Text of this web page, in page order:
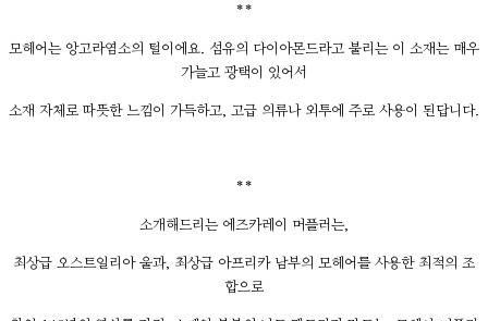
**
모헤어는 앙고라염소의 털이에요. 섬유의 다이아몬드라고 불리는 이 소재는 매우
가늘고 광택이 있어서
소재 자체로 따뜻한 느낌이 가득하고, 고급 의류나 외투에 주로 사용이 된답니다.
**
소개해드리는 에즈카레이 머플러는,
최상급 오스트일리아 울과, 최상급 아프리카 남부의 모헤어를 사용한 최적의 조
합으로